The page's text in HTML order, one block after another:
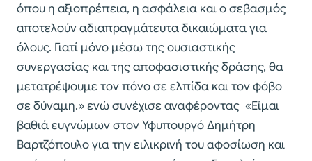
όπου η αξιοπρέπεια, η ασφάλεια και ο σεβασμός
αποτελούν αδιαπραγμάτευτα δικαιώματα για
όλους. Γιατί μόνο μέσω της ουσιαστικής
συνεργασίας και της αποφασιστικής δράσης, θα
μετατρέψουμε τον πόνο σε ελπίδα και τον φόβο
σε δύναμη.» ενώ συνέχισε αναφέροντας «Είμαι
βαθιά ευγνώμων στον Υφυπουργό Δημήτρη
Βαρτζόπουλο για την ειλικρινή του αφοσίωση και